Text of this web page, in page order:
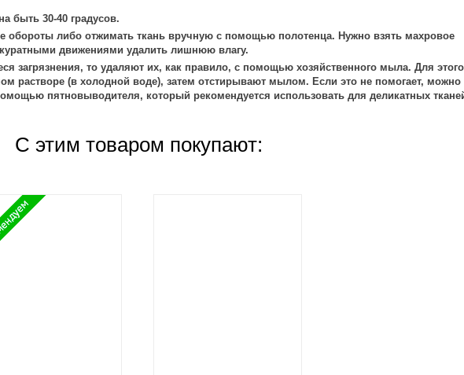
быть 30-40 градусов.
обороты либо отжимать ткань вручную с помощью полотенца. Нужно взять махровое
движениями удалить лишнюю влагу.
загрязнения, то удаляют их, как правило, с помощью хозяйственного мыла. Для этого
растворе (в холодной воде), затем отстирывают мылом. Если это не помогает, можно
пятновыводителя, который рекомендуется использовать для деликатных
С этим товаром покупают: